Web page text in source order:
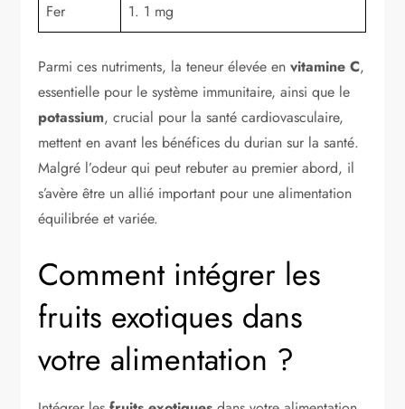
Fer
1. 1 mg
Parmi ces nutriments, la teneur élevée envitamine C,
essentielle pour le système immunitaire, ainsi que le
potassium, crucial pour la santé cardiovasculaire,
mettent en avant les bénéfices du durian sur la santé.
Malgré l’odeur qui peut rebuter au premier abord, il
s’avère être un allié important pour une alimentation
équilibrée et variée.
Comment intégrer les
fruits exotiques dans
votre alimentation ?